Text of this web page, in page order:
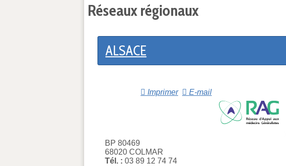
Réseaux régionaux
ALSACE
Imprimer
E-mail
BP 80469
68020 COLMAR
Tél. : 03 89 12 74 74